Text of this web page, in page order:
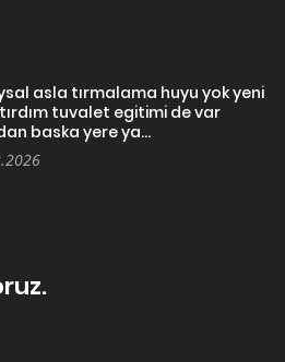
asla tırmalama huyu yok yeni
tuvalet egitimi de var
baska yere ya...